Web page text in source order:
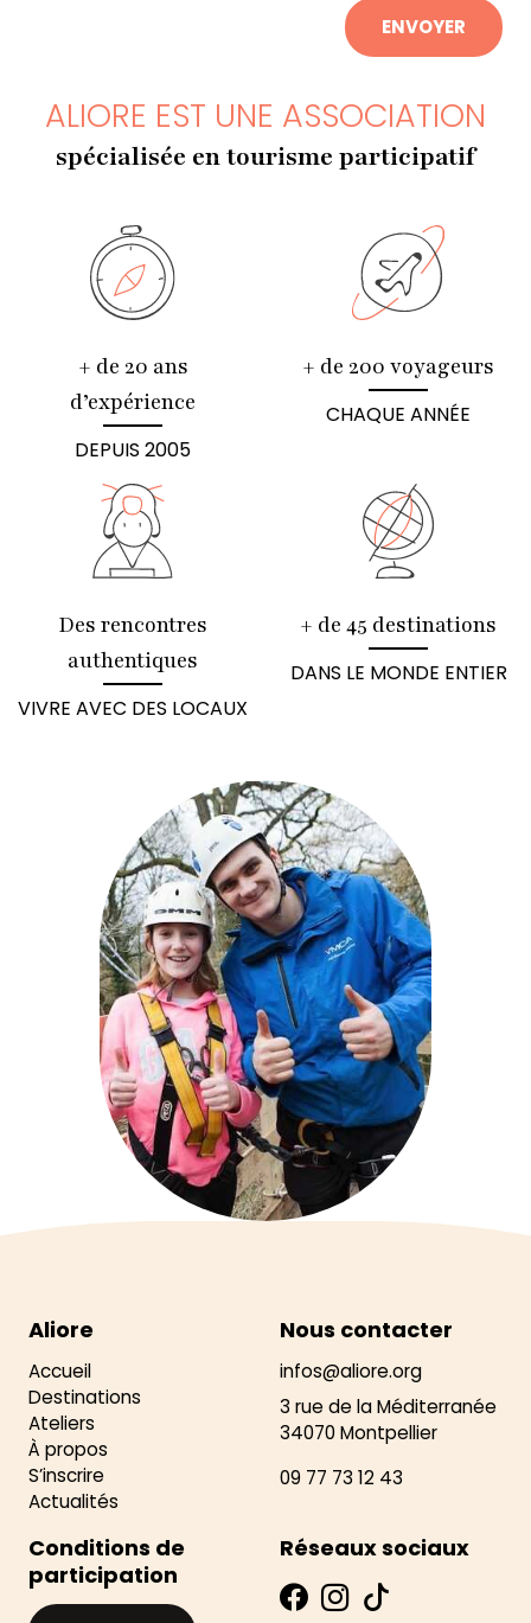
ENVOYER
ALIORE EST UNE ASSOCIATION
spécialisée en tourisme participatif
+ de 20 ans
d’expérience
DEPUIS 2005
+ de 200 voyageurs
CHAQUE ANNÉE
Des rencontres
authentiques
VIVRE AVEC DES LOCAUX
+ de 45 destinations
DANS LE MONDE ENTIER
Aliore
Accueil
Destinations
Ateliers
À propos
S’inscrire
Actualités
Nous contacter
infos@aliore.org
3 rue de la Méditerranée
34070 Montpellier
09 77 73 12 43
Conditions de
participation
Réseaux sociaux